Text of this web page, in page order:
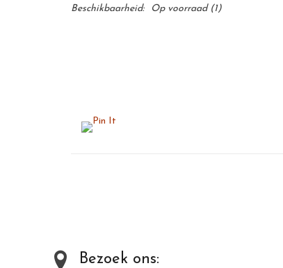
Beschikbaarheid: Op voorraad(1)
Bezoek ons: